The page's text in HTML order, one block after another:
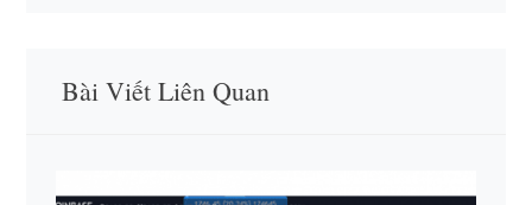
Bài Viết Liên Quan